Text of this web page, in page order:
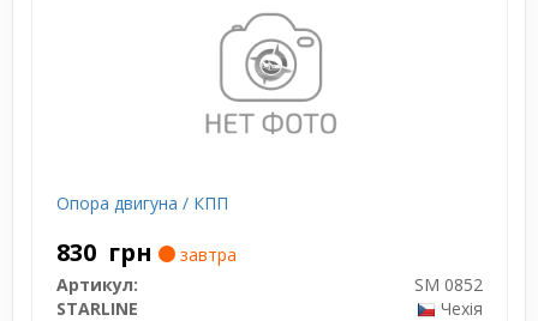
Опора двигуна / КПП
830 грн
завтра
Артикул:
SM 0852
STARLINE
Чехія